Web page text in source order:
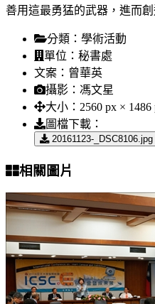
善用這最勇猛的武器，進而
分類： 學術活動
單位： 秘書處
文案： 曾華英
攝影： 馮文星
大小： 2560 px ×
圖檔下載：
20161123-_DSC8106.jpg
相關圖片